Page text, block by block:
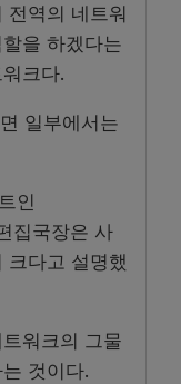
전역의 네트워
을 하겠다는
크다.
일부에서는
인
집국장은 사
크다고 설명했
워크의 그물
것이다.